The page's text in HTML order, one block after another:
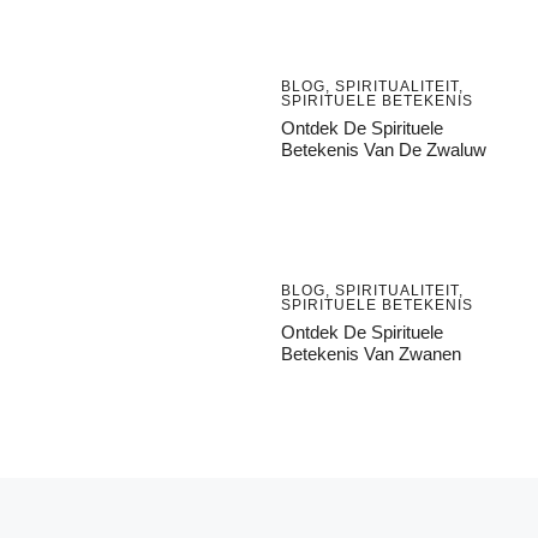
BLOG, SPIRITUALITEIT,
SPIRITUELE BETEKENIS
Ontdek De Spirituele
Betekenis Van De Zwaluw
BLOG, SPIRITUALITEIT,
SPIRITUELE BETEKENIS
Ontdek De Spirituele
Betekenis Van Zwanen